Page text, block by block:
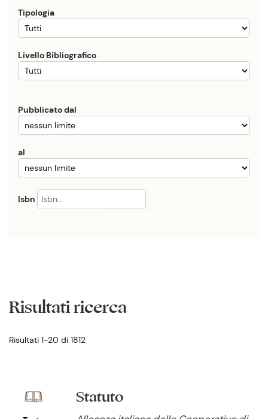
Tipologia
Livello Bibliografico
Pubblicato dal
al
Isbn
Risultati ricerca
Risultati 1-20 di 1812
Statuto